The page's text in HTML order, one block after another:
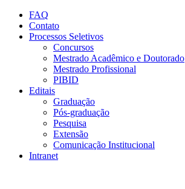
Conteúdo principal
FAQ
Contato
Processos Seletivos
Concursos
Mestrado Acadêmico e Doutorado
Mestrado Profissional
PIBID
Editais
Graduação
Pós-graduação
Pesquisa
Extensão
Comunicação Institucional
Intranet